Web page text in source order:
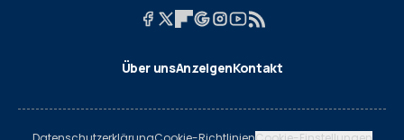
Über unsAnzeigenKontakt